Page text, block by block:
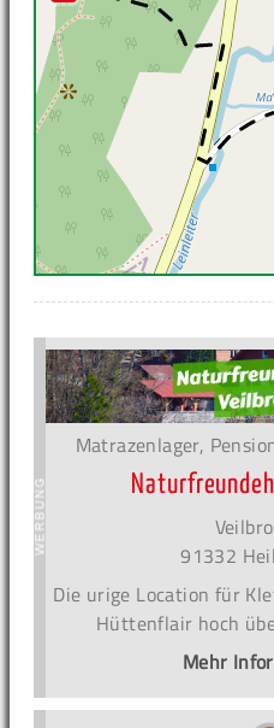
Matrazenlager,
91332
Die urige Location für
Hüttenflair hoch
Mehr